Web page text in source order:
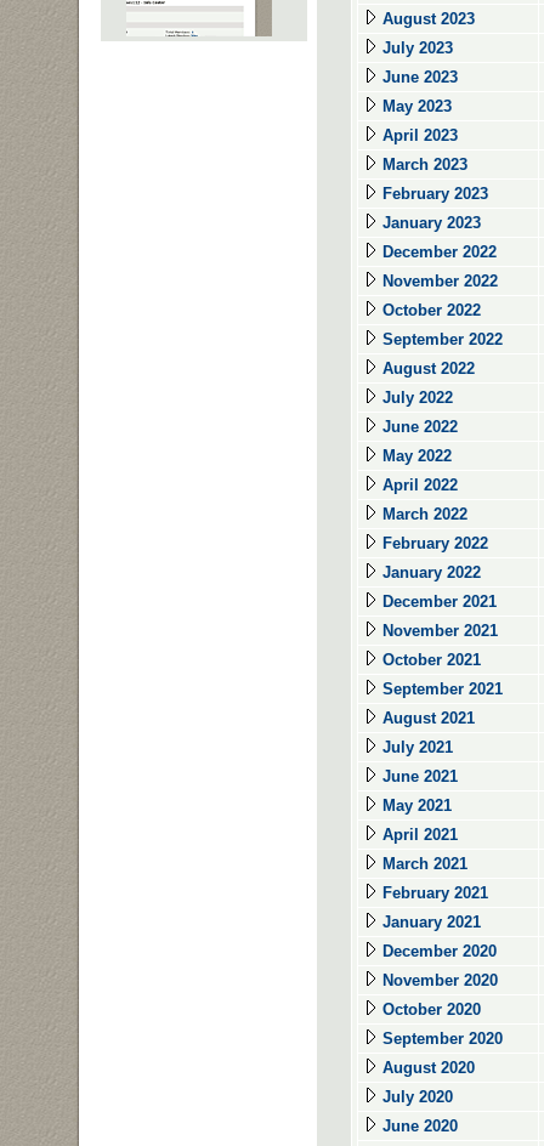
August 2023
July 2023
June 2023
May 2023
April 2023
March 2023
February 2023
January 2023
December 2022
November 2022
October 2022
September 2022
August 2022
July 2022
June 2022
May 2022
April 2022
March 2022
February 2022
January 2022
December 2021
November 2021
October 2021
September 2021
August 2021
July 2021
June 2021
May 2021
April 2021
March 2021
February 2021
January 2021
December 2020
November 2020
October 2020
September 2020
August 2020
July 2020
June 2020